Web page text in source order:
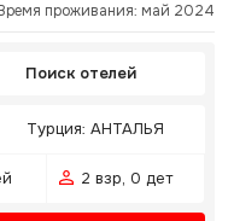
проживания: май 2024
Поиск отелей
Турция: АНТАЛЬЯ
2 взр, 0 дет